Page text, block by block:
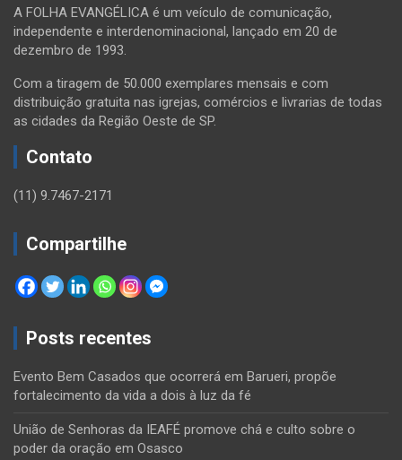
A FOLHA EVANGÉLICA é um veículo de comunicação,
independente e interdenominacional, lançado em 20 de
dezembro de 1993.
Com a tiragem de 50.000 exemplares mensais e com
distribuição gratuita nas igrejas, comércios e livrarias de todas
as cidades da Região Oeste de SP.
Contato
(11) 9.7467-2171
Compartilhe
Posts recentes
Evento Bem Casados que ocorrerá em Barueri, propõe
fortalecimento da vida a dois à luz da fé
União de Senhoras da IEAFÉ promove chá e culto sobre o
poder da oração em Osasco